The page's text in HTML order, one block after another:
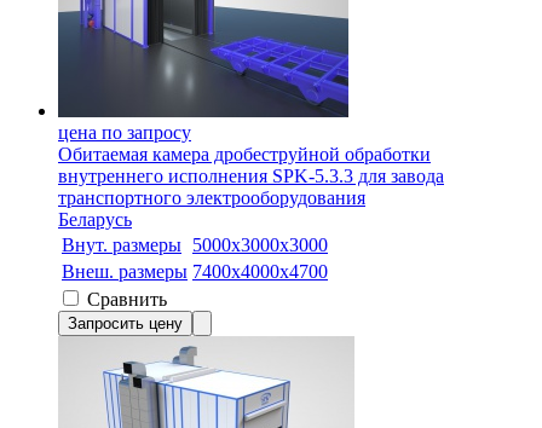
цена по запросу
Обитаемая камера дробеструйной обработки
внутреннего исполнения SPK-5.3.3 для завода
транспортного электрооборудования
Беларусь
Внут. размеры 5000х3000х3000
Внеш. размеры 7400х4000х4700
Сравнить
Запросить цену